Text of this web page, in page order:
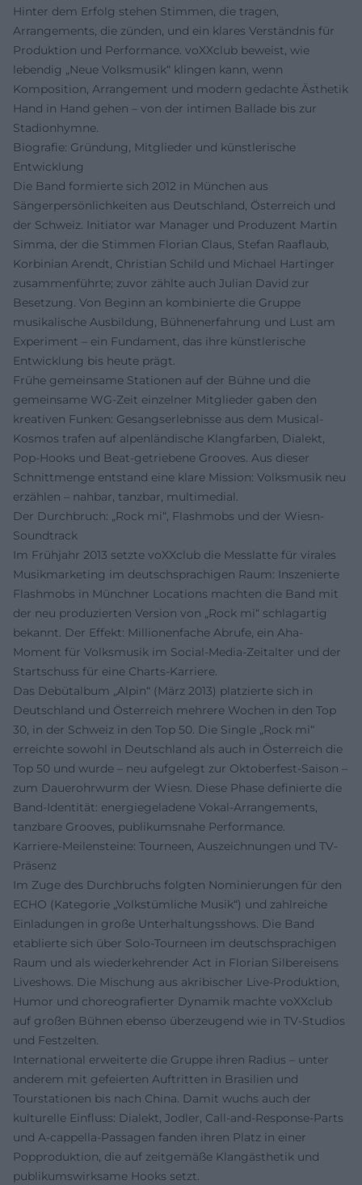
Hinter dem Erfolg stehen Stimmen, die tragen,
Arrangements, die zünden, und ein klares Verständnis für
Produktion und Performance. voXXclub beweist, wie
lebendig „Neue Volksmusik“ klingen kann, wenn
Komposition, Arrangement und modern gedachte Ästhetik
Hand in Hand gehen – von der intimen Ballade bis zur
Stadionhymne.
Biografie: Gründung, Mitglieder und künstlerische
Entwicklung
Die Band formierte sich 2012 in München aus
Sängerpersönlichkeiten aus Deutschland, Österreich und
der Schweiz. Initiator war Manager und Produzent Martin
Simma, der die Stimmen Florian Claus, Stefan Raaflaub,
Korbinian Arendt, Christian Schild und Michael Hartinger
zusammenführte; zuvor zählte auch Julian David zur
Besetzung. Von Beginn an kombinierte die Gruppe
musikalische Ausbildung, Bühnenerfahrung und Lust am
Experiment – ein Fundament, das ihre künstlerische
Entwicklung bis heute prägt.
Frühe gemeinsame Stationen auf der Bühne und die
gemeinsame WG-Zeit einzelner Mitglieder gaben den
kreativen Funken: Gesangserlebnisse aus dem Musical-
Kosmos trafen auf alpenländische Klangfarben, Dialekt,
Pop-Hooks und Beat-getriebene Grooves. Aus dieser
Schnittmenge entstand eine klare Mission: Volksmusik neu
erzählen – nahbar, tanzbar, multimedial.
Der Durchbruch: „Rock mi“, Flashmobs und der Wiesn-
Soundtrack
Im Frühjahr 2013 setzte voXXclub die Messlatte für virales
Musikmarketing im deutschsprachigen Raum: Inszenierte
Flashmobs in Münchner Locations machten die Band mit
der neu produzierten Version von „Rock mi“ schlagartig
bekannt. Der Effekt: Millionenfache Abrufe, ein Aha-
Moment für Volksmusik im Social-Media-Zeitalter und der
Startschuss für eine Charts-Karriere.
Das Debütalbum „Alpin“ (März 2013) platzierte sich in
Deutschland und Österreich mehrere Wochen in den Top
30, in der Schweiz in den Top 50. Die Single „Rock mi“
erreichte sowohl in Deutschland als auch in Österreich die
Top 50 und wurde – neu aufgelegt zur Oktoberfest-Saison –
zum Dauerohrwurm der Wiesn. Diese Phase definierte die
Band-Identität: energiegeladene Vokal-Arrangements,
tanzbare Grooves, publikumsnahe Performance.
Karriere-Meilensteine: Tourneen, Auszeichnungen und TV-
Präsenz
Im Zuge des Durchbruchs folgten Nominierungen für den
ECHO (Kategorie „Volkstümliche Musik“) und zahlreiche
Einladungen in große Unterhaltungsshows. Die Band
etablierte sich über Solo-Tourneen im deutschsprachigen
Raum und als wiederkehrender Act in Florian Silbereisens
Liveshows. Die Mischung aus akribischer Live-Produktion,
Humor und choreografierter Dynamik machte voXXclub
auf großen Bühnen ebenso überzeugend wie in TV-Studios
und Festzelten.
International erweiterte die Gruppe ihren Radius – unter
anderem mit gefeierten Auftritten in Brasilien und
Tourstationen bis nach China. Damit wuchs auch der
kulturelle Einfluss: Dialekt, Jodler, Call-and-Response-Parts
und A-cappella-Passagen fanden ihren Platz in einer
Popproduktion, die auf zeitgemäße Klangästhetik und
publikumswirksame Hooks setzt.